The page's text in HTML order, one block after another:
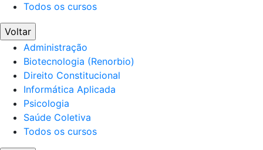
Todos os cursos
Voltar
Administração
Biotecnologia (Renorbio)
Direito Constitucional
Informática Aplicada
Psicologia
Saúde Coletiva
Todos os cursos